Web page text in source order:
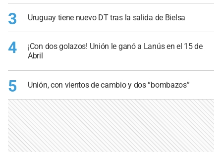
3 Uruguay tiene nuevo DT tras la salida de Bielsa
4
¡Con dos golazos! Unión le ganó a Lanús en el 15 de
Abril
5 Unión, con vientos de cambio y dos “bombazos”